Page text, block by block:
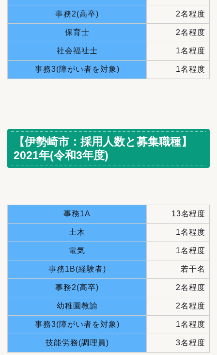
事務2(高卒) 2名程度
保育士 2名程度
社会福祉士 1名程度
事務3(障がい者を対象) 1名程度
【伊勢崎市：採用人数と募集職種】
2021年(令和3年度)
事務1A 13名程度
土木 1名程度
電気 1名程度
事務1B(経験者) 若干名
事務2(高卒) 2名程度
幼稚園教諭 2名程度
事務3(障がい者を対象) 1名程度
技能労務(調理員) 3名程度